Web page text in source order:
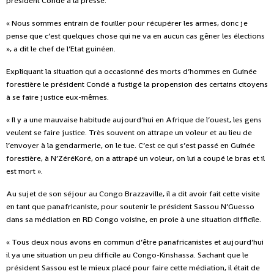
« Nous sommes entrain de fouiller pour récupérer les armes, donc je
pense que c’est quelques chose qui ne va en aucun cas gêner les élections
», a dit le chef de l’Etat guinéen.
Expliquant la situation qui a occasionné des morts d’hommes en Guinée
forestière le président Condé a fustigé la propension des certains citoyens
à se faire justice eux-mêmes.
« Il y a une mauvaise habitude aujourd’hui en Afrique de l’ouest, les gens
veulent se faire justice. Très souvent on attrape un voleur et au lieu de
l’envoyer à la gendarmerie, on le tue. C’est ce qui s’est passé en Guinée
forestière, à N’ZéréKoré, on a attrapé un voleur, on lui a coupé le bras et il
est mort ».
Au sujet de son séjour au Congo Brazzaville, il a dit avoir fait cette visite
en tant que panafricaniste, pour soutenir le président Sassou N’Guesso
dans sa médiation en RD Congo voisine, en proie à une situation difficile.
« Tous deux nous avons en commun d’être panafricanistes et aujourd’hui
il ya une situation un peu difficile au Congo-Kinshassa. Sachant que le
président Sassou est le mieux placé pour faire cette médiation, il était de